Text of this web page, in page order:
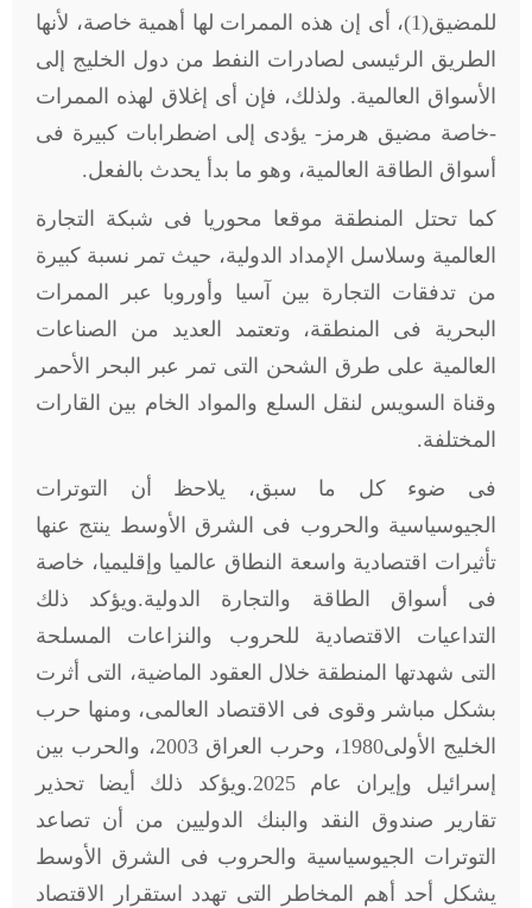
للمضيق(1)، أى إن هذه الممرات لها أهمية خاصة، لأنها
الطريق الرئيسى لصادرات النفط من دول الخليج إلى
الأسواق العالمية. ولذلك، فإن أى إغلاق لهذه الممرات
-خاصة مضيق هرمز- يؤدى إلى اضطرابات كبيرة فى
أسواق الطاقة العالمية، وهو ما بدأ يحدث بالفعل.
كما تحتل المنطقة موقعا محوريا فى شبكة التجارة
العالمية وسلاسل الإمداد الدولية، حيث تمر نسبة كبيرة
من تدفقات التجارة بين آسيا وأوروبا عبر الممرات
البحرية فى المنطقة، وتعتمد العديد من الصناعات
العالمية على طرق الشحن التى تمر عبر البحر الأحمر
وقناة السويس لنقل السلع والمواد الخام بين القارات
المختلفة.
فى ضوء كل ما سبق، يلاحظ أن التوترات
الجيوسياسية والحروب فى الشرق الأوسط ينتج عنها
تأثيرات اقتصادية واسعة النطاق عالميا وإقليميا، خاصة
فى أسواق الطاقة والتجارة الدولية.ويؤكد ذلك
التداعيات الاقتصادية للحروب والنزاعات المسلحة
التى شهدتها المنطقة خلال العقود الماضية، التى أثرت
بشكل مباشر وقوى فى الاقتصاد العالمى، ومنها حرب
الخليج الأولى1980، وحرب العراق 2003، والحرب بين
إسرائيل وإيران عام 2025.ويؤكد ذلك أيضا تحذير
تقارير صندوق النقد والبنك الدوليين من أن تصاعد
التوترات الجيوسياسية والحروب فى الشرق الأوسط
يشكل أحد أهم المخاطر التى تهدد استقرار الاقتصاد